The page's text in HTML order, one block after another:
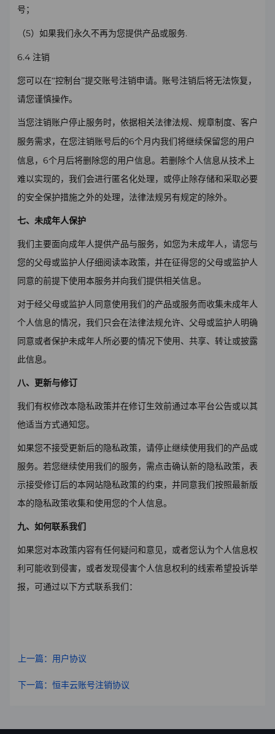
号；
（5）如果我们永久不再为您提供产品或服务.
6.4 注销
您可以在“控制台”提交账号注销申请。账号注销后将无法恢复，
请您谨慎操作。
当您注销账户停止服务时，依据相关法律法规、规章制度、客户
服务需求，在您注销账号后的6个月内我们将继续保留您的用户
信息， 6个月后将删除您的用户信息。若删除个人信息从技术上
难以实现的，我们会进行匿名化处理，或停止除存储和采取必要
的安全保护措施之外的处理，法律法规另有规定的除外。
七、未成年人保护
我们主要面向成年人提供产品与服务，如您为未成年人，请您与
您的父母或监护人仔细阅读本政策，并在征得您的父母或监护人
同意的前提下使用本服务并向我们提供相关信息。
对于经父母或监护人同意使用我们的产品或服务而收集未成年人
个人信息的情况，我们只会在法律法规允许、父母或监护人明确
同意或者保护未成年人所必要的情况下使用、共享、转让或披露
此信息。
八、更新与修订
我们有权修改本隐私政策并在修订生效前通过本平台公告或以其
他适当方式通知您。
如果您不接受更新后的隐私政策，请停止继续使用我们的产品或
服务。若您继续使用我们的服务，需点击确认新的隐私政策，表
示接受修订后的本网站隐私政策的约束，并同意我们按照最新版
本的隐私政策收集和使用您的个人信息。
九、如何联系我们
如果您对本政策内容有任何疑问和意见，或者您认为个人信息权
利可能收到侵害 ， 或者发现侵害个人信息权利的线索希望投诉举
报，可通过以下方式联系我们：
上一篇：用户协议
下一篇：恒丰云账号注销协议